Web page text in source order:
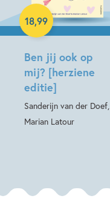
Ben jij ook op
mij? [herziene
editie]
Sanderijn van der Doef,
Marian Latour
18,99
Hardcover